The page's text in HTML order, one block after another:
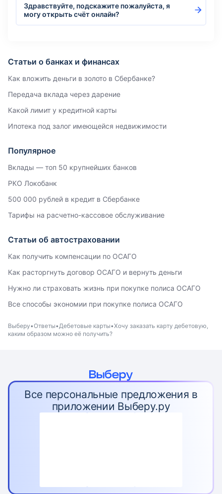
Здравствуйте, подскажите пожалуйста, я
могу открыть счёт онлайн?
Статьи о банках и финансах
Как вложить деньги в золото в Сбербанке?
Передача вклада через дарение
Какой лимит у кредитной карты
Ипотека под залог имеющейся недвижимости
Популярное
Вклады — топ 50 крупнейших банков
РКО Локобанк
500 000 рублей в кредит в Сбербанке
Тарифы на расчетно-кассовое обслуживание
Статьи об автостраховании
Как получить компенсации по ОСАГО
Как расторгнуть договор ОСАГО и вернуть деньги
Нужно ли страховать жизнь при покупке полиса ОСАГО
Все способы экономии при покупке полиса ОСАГО
Выберу Ответы Дебетовые карты Хочу заказать карту дебетовую,
каким образом можно её получить?
Все персональные предложения в
приложении Выберу.ру